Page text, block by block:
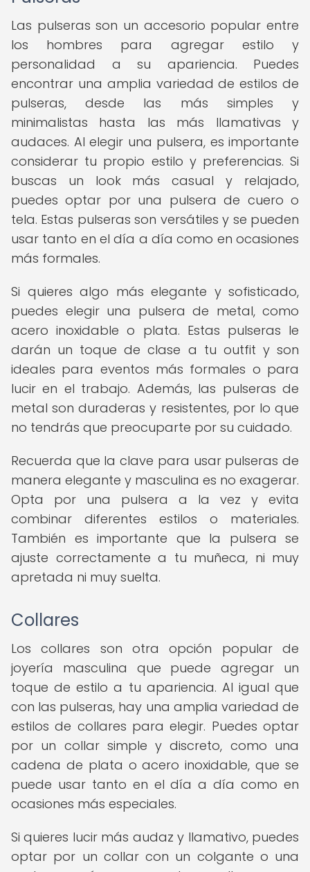
Las pulseras son un accesorio popular entre
los hombres para agregar estilo y
personalidad a su apariencia. Puedes
encontrar una amplia variedad de estilos de
pulseras, desde las más simples y
minimalistas hasta las más llamativas y
audaces. Al elegir una pulsera, es importante
considerar tu propio estilo y preferencias. Si
buscas un look más casual y relajado,
puedes optar por una pulsera de cuero o
tela. Estas pulseras son versátiles y se pueden
usar tanto en el día a día como en ocasiones
más formales.
Si quieres algo más elegante y sofisticado,
puedes elegir una pulsera de metal, como
acero inoxidable o plata. Estas pulseras le
darán un toque de clase a tu outfit y son
ideales para eventos más formales o para
lucir en el trabajo. Además, las pulseras de
metal son duraderas y resistentes, por lo que
no tendrás que preocuparte por su cuidado.
Recuerda que la clave para usar pulseras de
manera elegante y masculina es no exagerar.
Opta por una pulsera a la vez y evita
combinar diferentes estilos o materiales.
También es importante que la pulsera se
ajuste correctamente a tu muñeca, ni muy
apretada ni muy suelta.
Collares
Los collares son otra opción popular de
joyería masculina que puede agregar un
toque de estilo a tu apariencia. Al igual que
con las pulseras, hay una amplia variedad de
estilos de collares para elegir. Puedes optar
por un collar simple y discreto, como una
cadena de plata o acero inoxidable, que se
puede usar tanto en el día a día como en
ocasiones más especiales.
Si quieres lucir más audaz y llamativo, puedes
optar por un collar con un colgante o una